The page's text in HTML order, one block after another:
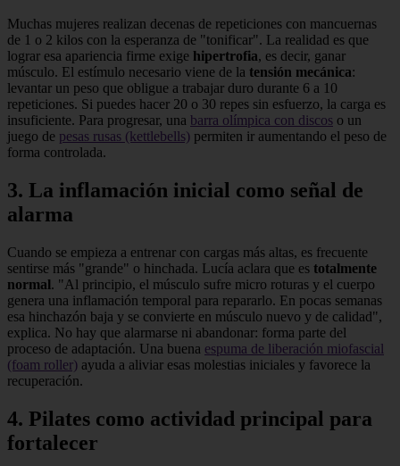
Muchas mujeres realizan decenas de repeticiones con mancuernas
de 1 o 2 kilos con la esperanza de "tonificar". La realidad es que
lograr esa apariencia firme exige hipertrofia, es decir, ganar
músculo. El estímulo necesario viene de la tensión mecánica:
levantar un peso que obligue a trabajar duro durante 6 a 10
repeticiones. Si puedes hacer 20 o 30 repes sin esfuerzo, la carga es
insuficiente. Para progresar, una barra olímpica con discos o un
juego de pesas rusas (kettlebells) permiten ir aumentando el peso de
forma controlada.
3. La inflamación inicial como señal de
alarma
Cuando se empieza a entrenar con cargas más altas, es frecuente
sentirse más "grande" o hinchada. Lucía aclara que es totalmente
normal. "Al principio, el músculo sufre micro roturas y el cuerpo
genera una inflamación temporal para repararlo. En pocas semanas
esa hinchazón baja y se convierte en músculo nuevo y de calidad",
explica. No hay que alarmarse ni abandonar: forma parte del
proceso de adaptación. Una buena espuma de liberación miofascial
(foam roller) ayuda a aliviar esas molestias iniciales y favorece la
recuperación.
4. Pilates como actividad principal para
fortalecer